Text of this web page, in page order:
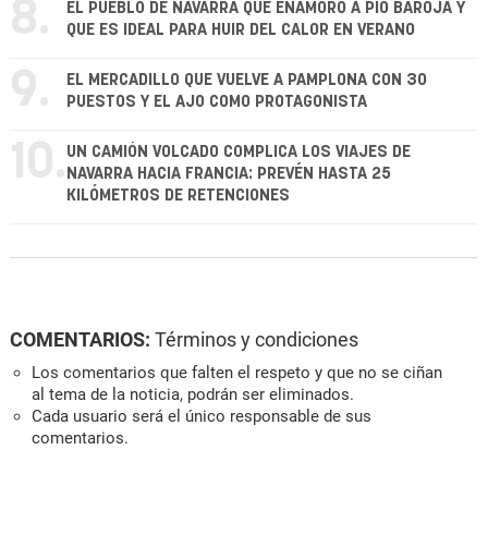
8.
EL PUEBLO DE NAVARRA QUE ENAMORÓ A PÍO BAROJA Y
QUE ES IDEAL PARA HUIR DEL CALOR EN VERANO
9.
EL MERCADILLO QUE VUELVE A PAMPLONA CON 30
PUESTOS Y EL AJO COMO PROTAGONISTA
10. UN CAMIÓN VOLCADO COMPLICA LOS VIAJES DE
NAVARRA HACIA FRANCIA: PREVÉN HASTA 25
KILÓMETROS DE RETENCIONES
COMENTARIOS: Términos y condiciones
Los comentarios que falten el respeto y que no se ciñan
al tema de la noticia, podrán ser eliminados.
Cada usuario será el único responsable de sus
comentarios.